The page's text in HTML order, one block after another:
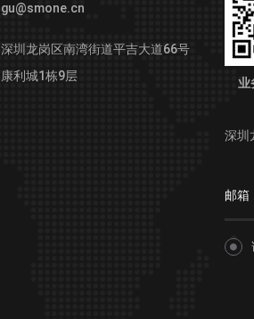
gu@smone.cn
深圳龙岗区南湾街道平吉大道66号
康利城1栋9层
业
深圳